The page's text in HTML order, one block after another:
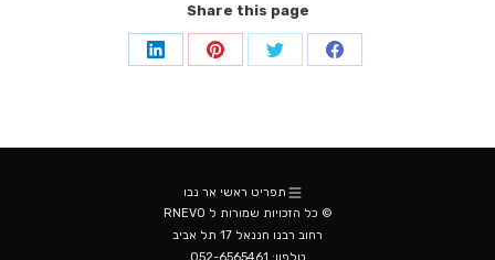
Share this page
Share
Share
Share
Share
תפריט ראשי אר נבו
© כל הזכויות שמורות ל RNEVO
רחוב רבנו חננאל 17 תל אביב